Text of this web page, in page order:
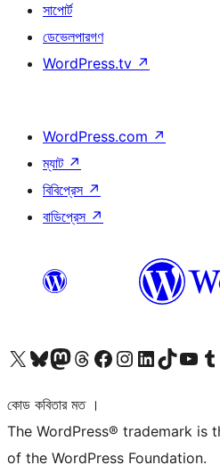
সাপোর্ট
ডেভেলপারগণ
WordPress.tv ↗
WordPress.com ↗
ম্যাট ↗
বিবিপ্রেস ↗
বাডিপ্রেস ↗
আমাদের X (আগের টুইটার) অ্যাকাউন্টে যানআমাদের Bluesky অ্যাকাউন্টটি দেখুনআমাদের মাস্টোডন অ্যাকাউন্টটি দেখুনআমাদের থ্রেডস অ্যাকাউন্টটি দেখুনআমাদের ফেসবুক পেজ দেখুনআমাদের ইন্সটাগ্রাম অ্যাকাউন্ট দেখুনআমাদের লিঙ্কডইন অ্যাকাউন্টে যানআমাদের TikTok অ্যাকাউন্টটি দেখুনআমাদের ইউটিউব চ্যানেলে যান আমাদের টাম্বলার অ্যাকাউন্ট দেখুন
কোড কবিতার মত ।
The WordPress® trademark is
of the WordPress Foundation.